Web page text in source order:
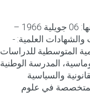
الاســم واللقب: خـالــد السهيلي تاريخ الولادة ومكانها: 06 جويلية 1966 –
والشهادات العلمية: -
المتوسطية للدراسات
الدبلوماسية، المدرسة الوطنية
القانونية والسياسية
المتخصصة في علوم